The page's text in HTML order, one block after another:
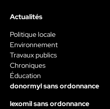
Actualités
Politique locale
Environnement
Travaux publics
Chroniques
Éducation
donormyl sans ordonnance
lexomil sans ordonnance